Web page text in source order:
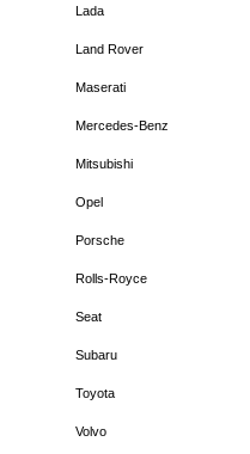
Lada
Land Rover
Maserati
Mercedes-Benz
Mitsubishi
Opel
Porsche
Rolls-Royce
Seat
Subaru
Toyota
Volvo